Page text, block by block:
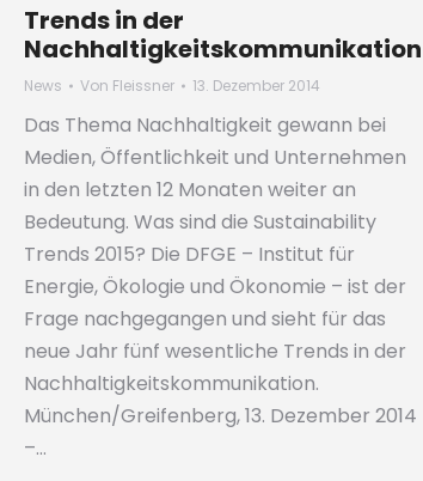
Trends in der
Nachhaltigkeitskommunikation
News Von Fleissner 13. Dezember 2014
Das Thema Nachhaltigkeit gewann bei
Medien, Öffentlichkeit und Unternehmen
in den letzten 12 Monaten weiter an
Bedeutung. Was sind die Sustainability
Trends 2015? Die DFGE – Institut für
Energie, Ökologie und Ökonomie – ist der
Frage nachgegangen und sieht für das
neue Jahr fünf wesentliche Trends in der
Nachhaltigkeitskommunikation.
München/Greifenberg, 13. Dezember 2014
–…